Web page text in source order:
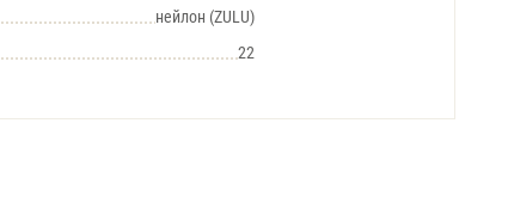
нейлон (ZULU)
22